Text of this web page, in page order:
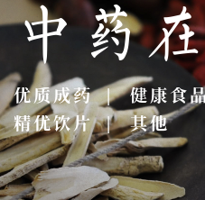
中药
优质成药 健康食
精优饮片
其他